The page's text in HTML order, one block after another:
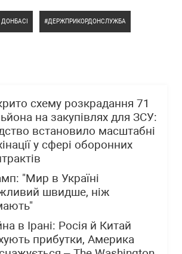
ДЕРЖПРИКОРДОНСЛУЖБА
схему розкрадання 71
на закупівлях для ЗСУ:
встановило масштабні
у сфері оборонних
"Мир в Україні
швидше, ніж
в Ірані: Росія й Китай
прибутки, Америка